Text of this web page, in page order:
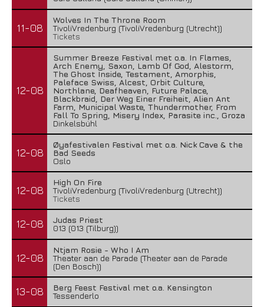
11-08
Wolves In The Throne Room
TivoliVredenburg (TivoliVredenburg (Utrecht))
Tickets
12-08
Summer Breeze Festival met o.a. In Flames,
Arch Enemy, Saxon, Lamb Of God, Alestorm,
The Ghost Inside, Testament, Amorphis,
Paleface Swiss, Alcest, Orbit Culture,
Northlane, Deafheaven, Future Palace,
Blackbraid, Der Weg Einer Freiheit, Alien Ant
Farm, Municipal Waste, Thundermother, From
Fall To Spring, Misery Index, Parasite inc., Groza
Dinkelsbühl
12-08
Øyafestivalen Festival met o.a. Nick Cave & the
Bad Seeds
Oslo
12-08
High On Fire
TivoliVredenburg (TivoliVredenburg (Utrecht))
Tickets
12-08
Judas Priest
013 (013 (Tilburg))
12-08
Ntjam Rosie - Who I Am
Theater aan de Parade (Theater aan de Parade
(Den Bosch))
13-08
Berg Feest Festival met o.a. Kensington
Tessenderlo